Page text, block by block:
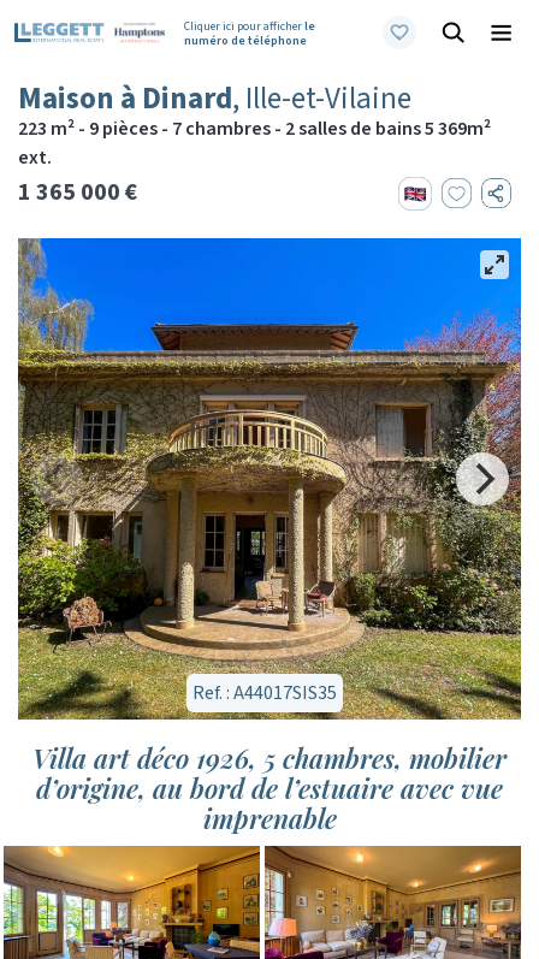
Cliquer ici pour afficherle
numéro de téléphone
Maison à Dinard, Ille-et-Vilaine
223 m² - 9 pièces - 7 chambres - 2 salles de bains 5 369m²
ext.
1 365 000 €
Ref. : A44017SIS35
Villa art déco 1926, 5 chambres, mobilier
d’origine, au bord de l’estuaire avec vue
imprenable